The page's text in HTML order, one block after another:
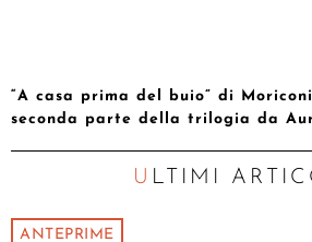
“A casa prima del buio” di
seconda parte della trilogia da
ULTIMI
ANTEPRIME